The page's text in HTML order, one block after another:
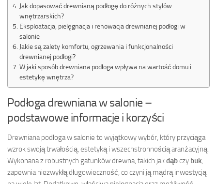
Jak dopasować drewnianą podłogę do różnych stylów
wnętrzarskich?
Eksploatacja, pielęgnacja i renowacja drewnianej podłogi w
salonie
Jakie są zalety komfortu, ogrzewania i funkcjonalności
drewnianej podłogi?
W jaki sposób drewniana podłoga wpływa na wartość domu i
estetykę wnętrza?
Podłoga drewniana w salonie –
podstawowe informacje i korzyści
Drewniana podłoga w salonie to wyjątkowy wybór, który przyciąga
wzrok swoją trwałością, estetyką i wszechstronnością aranżacyjną.
Wykonana z robustnych gatunków drewna, takich jakdąbczy buk,
zapewnia niezwykłą długowieczność, co czyni ją mądrą inwestycją